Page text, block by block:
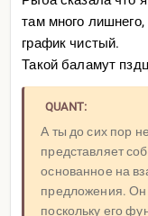
там много
график чистый.
Такой баламут
QUANT:
А ты до сих пор
представляет
основанное на
предложения. Он
поскольку его